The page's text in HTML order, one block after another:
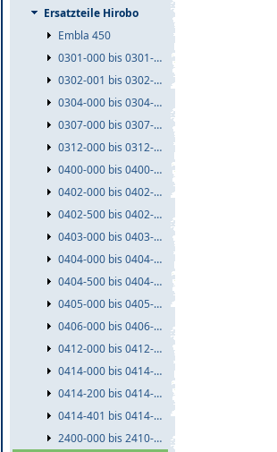
Ersatzteile Hirobo
Embla 450
0301-000 bis 0301-999
0302-001 bis 0302-999
0304-000 bis 0304-999
0307-000 bis 0307-999
0312-000 bis 0312-999
0400-000 bis 0400-999
0402-000 bis 0402-499
0402-500 bis 0402-999
0403-000 bis 0403-999
0404-000 bis 0404-499
0404-500 bis 0404-999
0405-000 bis 0405-999
0406-000 bis 0406-999
0412-000 bis 0412-999
0414-000 bis 0414-199
0414-200 bis 0414-400
0414-401 bis 0414-999
2400-000 bis 2410-999